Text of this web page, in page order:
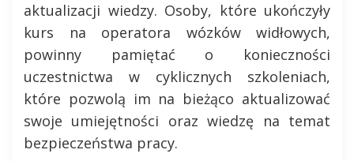
aktualizacji wiedzy. Osoby, które ukończyły
kurs na operatora wózków widłowych,
powinny pamiętać o konieczności
uczestnictwa w cyklicznych szkoleniach,
które pozwolą im na bieżąco aktualizować
swoje umiejętności oraz wiedzę na temat
bezpieczeństwa pracy.